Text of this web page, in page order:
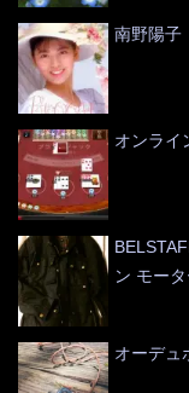
南野陽
オンライ
ン モー
オーデュ